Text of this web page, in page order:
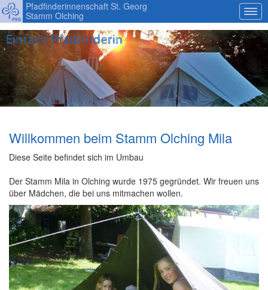
Pfadfinderinnenschaft St. Georg
Stamm Olching
Einfach Pfadfinderin
Willkommen beim Stamm Olching Mila
Diese Seite befindet sich im Umbau
Der Stamm Mila in Olching wurde 1975 gegründet. Wir freuen uns
über Mädchen, die bei uns mitmachen wollen.